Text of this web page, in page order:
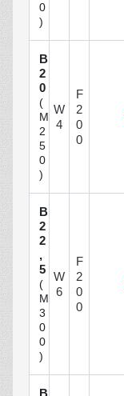
0
)
В
2
0
(
М
2
5
0
)
W
4
F
2
0
0
В
2
2
,
5
(
М
3
0
0
)
W
6
F
2
0
0
В